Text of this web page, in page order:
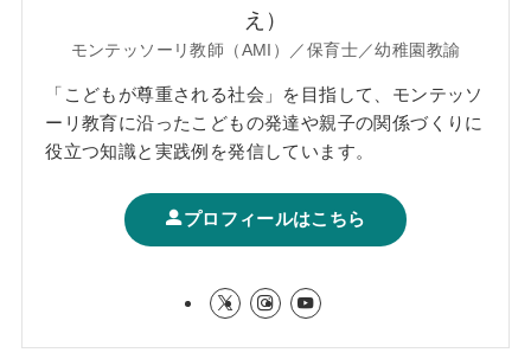
え）
モンテッソーリ教師（AMI）／保育士／幼稚園教諭
「こどもが尊重される社会」を目指して、モンテッソ
ーリ教育に沿ったこどもの発達や親子の関係づくりに
役立つ知識と実践例を発信しています。
プロフィールはこちら